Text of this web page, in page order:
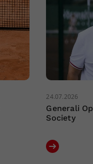
24.07.2026
Generali
Society